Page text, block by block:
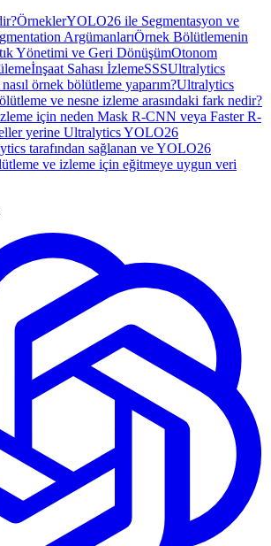
ÖrneklerYOLO26 ile Segmentasyon ve
ArgümanlarıÖrnek Bölütlemenin
Yönetimi ve Geri DönüşümOtonom
İnşaat Sahası İzlemeSSSUltralytics
örnek bölütleme yaparım?Ultralytics
ve nesne izleme arasındaki fark nedir?
için neden Mask R-CNN veya Faster R-
yerine Ultralytics YOLO26
tarafından sağlanan ve YOLO26
ve izleme için eğitmeye uygun veri